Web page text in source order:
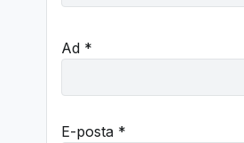
Ad *
E-posta *